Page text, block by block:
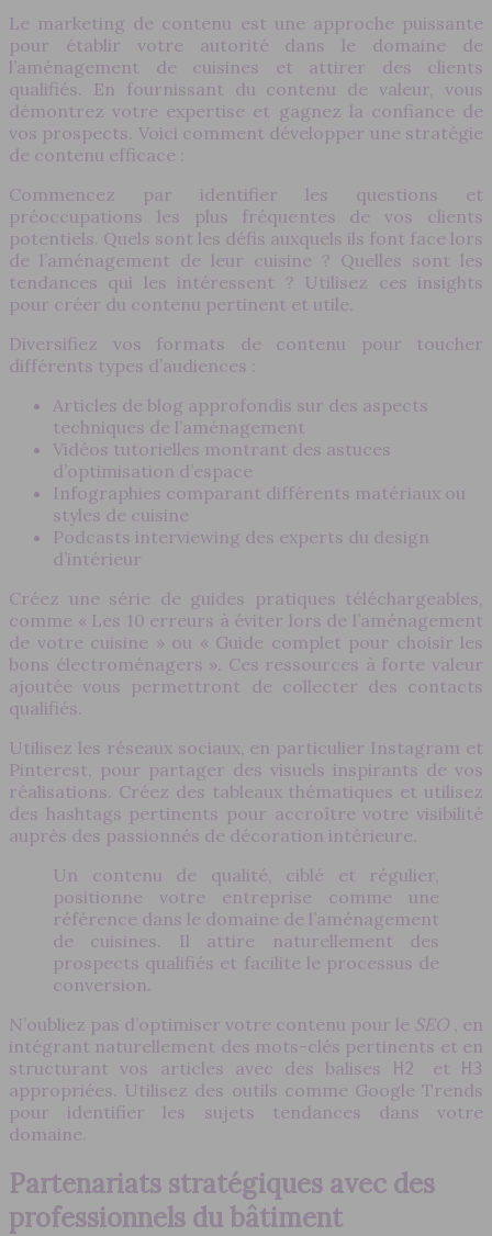
Le marketing de contenu est une approche puissante
pour établir votre autorité dans le domaine de
l’aménagement de cuisines et attirer des clients
qualifiés. En fournissant du contenu de valeur, vous
démontrez votre expertise et gagnez la confiance de
vos prospects. Voici comment développer une stratégie
de contenu efficace :
Commencez par identifier les questions et
préoccupations les plus fréquentes de vos clients
potentiels. Quels sont les défis auxquels ils font face lors
de l’aménagement de leur cuisine ? Quelles sont les
tendances qui les intéressent ? Utilisez ces insights
pour créer du contenu pertinent et utile.
Diversifiez vos formats de contenu pour toucher
différents types d’audiences :
Articles de blog approfondis sur des aspects
techniques de l’aménagement
Vidéos tutorielles montrant des astuces
d’optimisation d’espace
Infographies comparant différents matériaux ou
styles de cuisine
Podcasts interviewing des experts du design
d’intérieur
Créez une série de guides pratiques téléchargeables,
comme « Les 10 erreurs à éviter lors de l’aménagement
de votre cuisine » ou « Guide complet pour choisir les
bons électroménagers ». Ces ressources à forte valeur
ajoutée vous permettront de collecter des contacts
qualifiés.
Utilisez les réseaux sociaux, en particulier Instagram et
Pinterest, pour partager des visuels inspirants de vos
réalisations. Créez des tableaux thématiques et utilisez
des hashtags pertinents pour accroître votre visibilité
auprès des passionnés de décoration intérieure.
Un contenu de qualité, ciblé et régulier,
positionne votre entreprise comme une
référence dans le domaine de l’aménagement
de cuisines. Il attire naturellement des
prospects qualifiés et facilite le processus de
conversion.
N’oubliez pas d’optimiser votre contenu pour le SEO
, en
intégrant naturellement des mots-clés pertinents et en
structurant vos articles avec des balises
H2 et H3
appropriées. Utilisez des outils comme Google Trends
pour identifier les sujets tendances dans votre
domaine.
Partenariats stratégiques avec des
professionnels du bâtiment